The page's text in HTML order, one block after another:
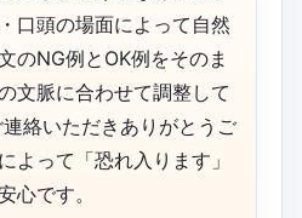
口頭の場面によって自然
のNG例とOK例をそのま
文脈に合わせて調整して
絡いただきありがとうご
よって「恐れ入ります」
心です。